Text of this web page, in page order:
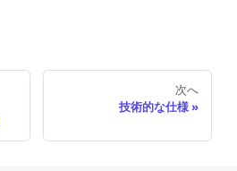
次へ
技術的な仕様